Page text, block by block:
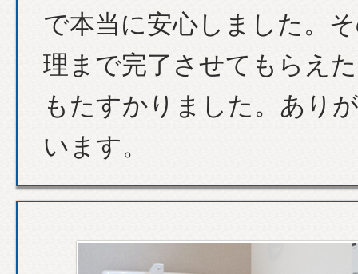
で本当に安心しました。
理まで完了させてもらえ
もたすかりました。あり
います。